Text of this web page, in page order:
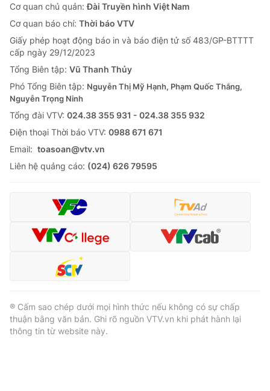
Cơ quan chủ quản:Đài Truyền hình Việt Nam
Cơ quan báo chí: Thời báo VTV
Giấy phép hoạt động báo in và báo điện tử số 483/GP-BTTTT
cấp ngày 29/12/2023
Tổng Biên tập: Vũ Thanh Thủy
Phó Tổng Biên tập: Nguyễn Thị Mỹ Hạnh, Phạm Quốc Thắng,
Nguyễn Trọng Ninh
Tổng đài VTV: 024.38 355 931 - 024.38 355 932
Ðiện thoại Thời báo VTV: 0988 671 671
Email: toasoan@vtv.vn
Liên hệ quảng cáo: (024) 626 79595
® Cấm sao chép dưới mọi hình thức nếu không có sự chấp
thuận bằng văn bản. Ghi rõ nguồn VTV.vn khi phát hành lại
thông tin từ website này.